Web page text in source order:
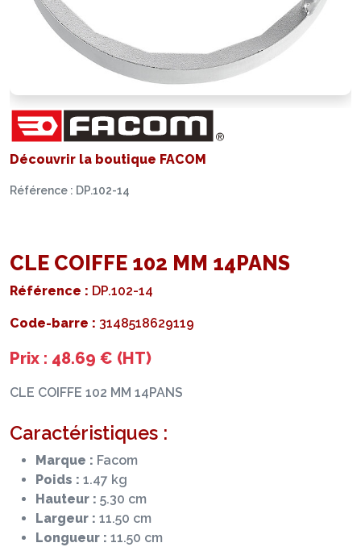
Découvrir la boutique FACOM
Référence : DP.102-14
CLE COIFFE 102 MM 14PANS
Référence : DP.102-14
Code-barre : 3148518629119
Prix : 48.69 € (HT)
CLE COIFFE 102 MM 14PANS
Caractéristiques :
Marque : Facom
Poids : 1.47 kg
Hauteur : 5.30 cm
Largeur : 11.50 cm
Longueur : 11.50 cm